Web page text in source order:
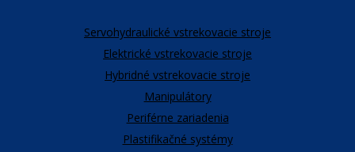
Servohydraulické vstrekovacie stroje
Elektrické vstrekovacie stroje
Hybridné vstrekovacie stroje
Manipulátory
Periférne zariadenia
Plastifikačné systémy